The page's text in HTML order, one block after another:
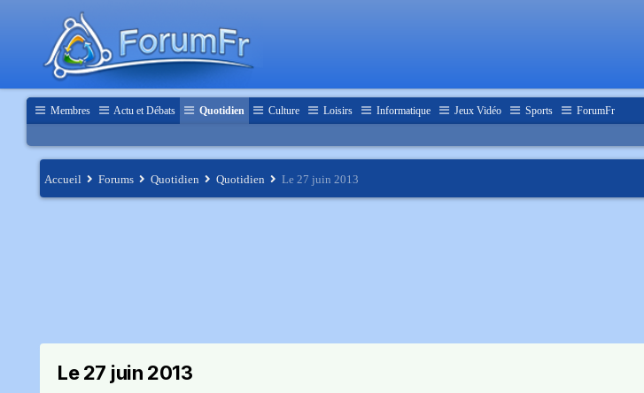
Membres Actu et Débats Quotidien Culture Loisirs Informatique Jeux Vidéo Sports ForumFr
Accueil Forums Quotidien Quotidien Le 27 juin 2013
Le 27 juin 2013